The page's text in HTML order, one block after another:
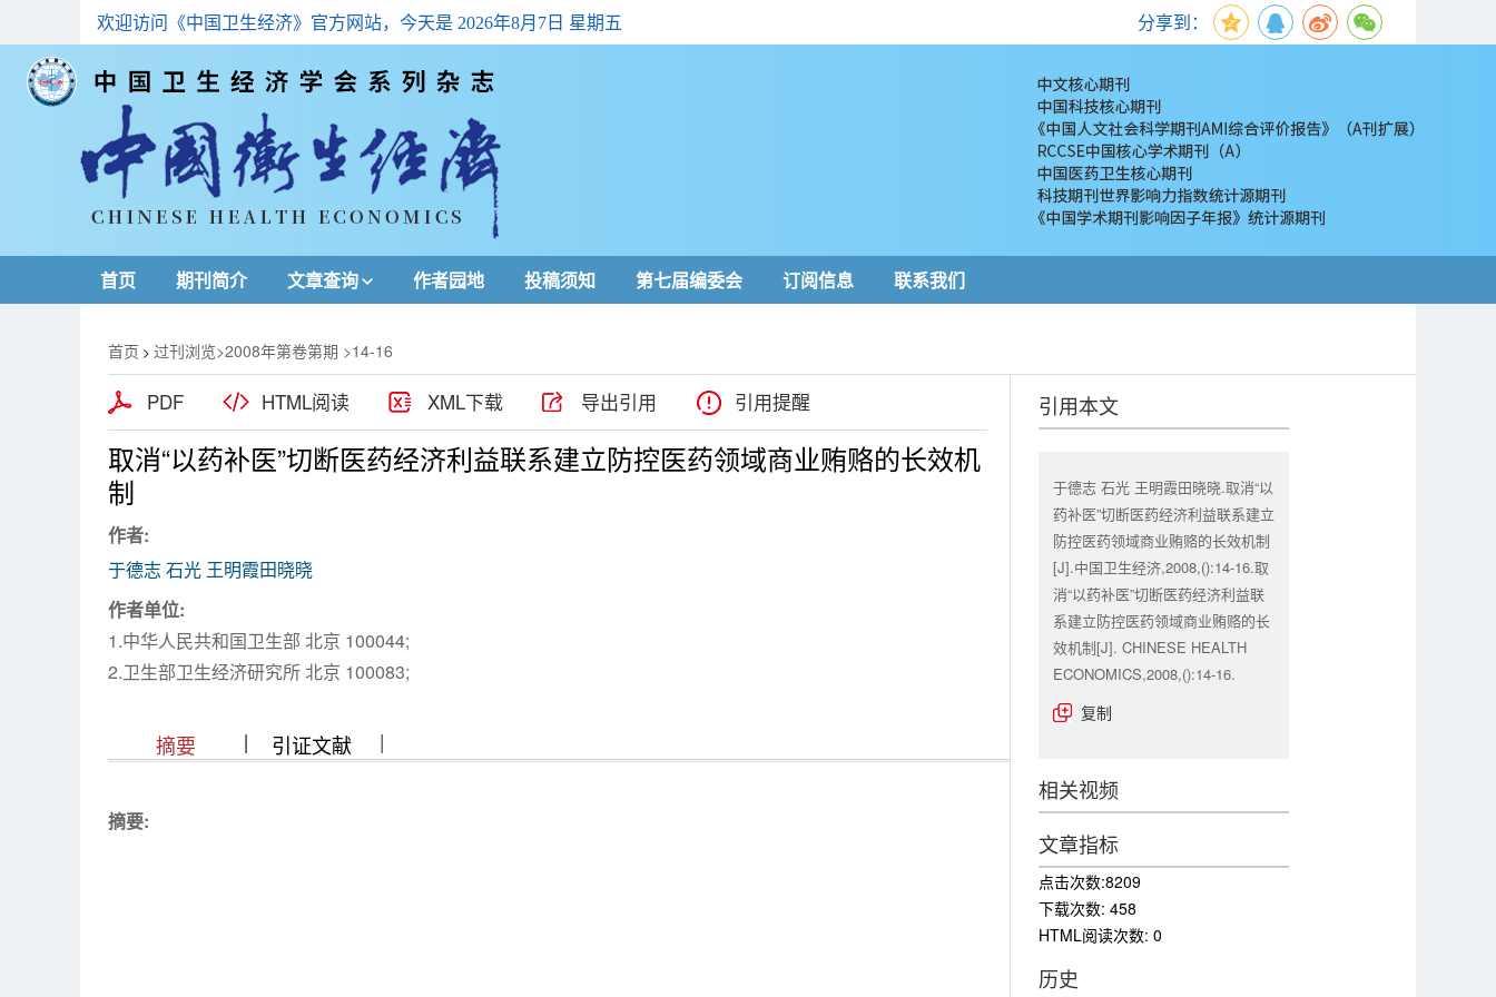
欢迎访问《中国卫生经济》官方网站，今天是 2026年8月7日 星期五 分享到：
首页 期刊简介 文章查询
高级查询
下载排名
作者园地 投稿须知 第七届编委会 订阅信息 联系我们
首页 > 过刊浏览>2008年第卷第期 >14-16
PDF HTML阅读 XML下载 导出引用 引用提醒
取消“以药补医”切断医药经济利益联系建立防控医药领域商业贿赂的长效机
制
作者:
于德志 石光 王明霞田晓晓
作者单位:
1.中华人民共和国卫生部 北京 100044;
2.卫生部卫生经济研究所 北京 100083;
摘要 ||||| 引证文献 ||
摘要:
引用本文
于德志 石光 王明霞田晓晓.取消“以
药补医”切断医药经济利益联系建立
防控医药领域商业贿赂的长效机制
[J].中国卫生经济,2008,():14-16.取
消“以药补医”切断医药经济利益联
系建立防控医药领域商业贿赂的长
效机制[J]. CHINESE HEALTH
ECONOMICS,2008,():14-16.
复制
相关视频
文章指标
点击次数:8209
下载次数: 458
HTML阅读次数: 0
历史